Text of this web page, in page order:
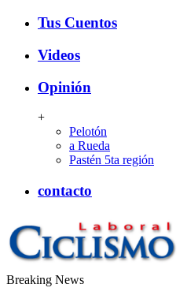
Tus Cuentos
Videos
Opinión
+
Pelotón
a Rueda
Pastén 5ta región
contacto
Breaking News